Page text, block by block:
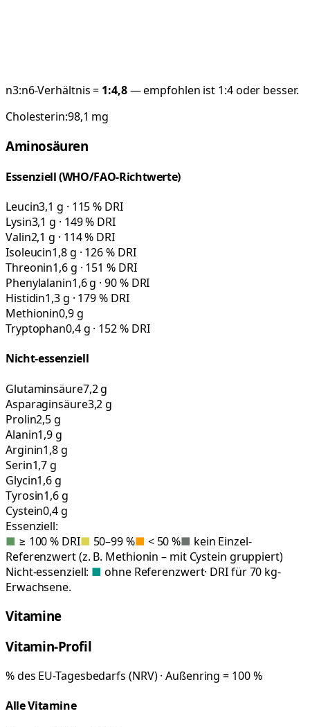
n3:n6-Verhältnis = 1:4,8— empfohlen ist 1:4 oder besser.
Cholesterin:98,1 mg
Aminosäuren
Essenziell (WHO/FAO-Richtwerte)
Leucin3,1 g · 115 % DRI
Lysin3,1 g · 149 % DRI
Valin2,1 g · 114 % DRI
Isoleucin1,8 g · 126 % DRI
Threonin1,6 g · 151 % DRI
Phenylalanin1,6 g · 90 % DRI
Histidin1,3 g · 179 % DRI
Methionin0,9 g
Tryptophan0,4 g · 152 % DRI
Nicht-essenziell
Glutaminsäure7,2 g
Asparaginsäure3,2 g
Prolin2,5 g
Alanin1,9 g
Arginin1,8 g
Serin1,7 g
Glycin1,6 g
Tyrosin1,6 g
Cystein0,4 g
Essenziell:
■ ≥ 100 % DRI■ 50–99 %■ < 50 %■ kein Einzel-
Referenzwert (z. B. Methionin – mit Cystein gruppiert)
Nicht-essenziell: ■ ohne Referenzwert· DRI für 70 kg-
Erwachsene.
Vitamine
Vitamin-Profil
% des EU-Tagesbedarfs (NRV) · Außenring = 100 %
Alle Vitamine